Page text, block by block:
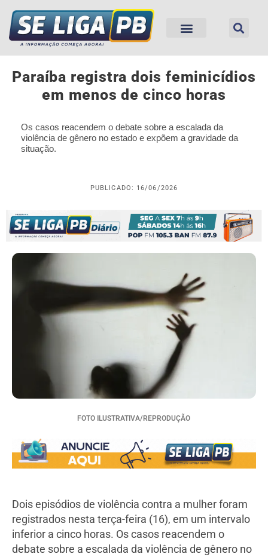
Paraíba registra dois feminicídios
em menos de cinco horas
Os casos reacendem o debate sobre a escalada da
violência de gênero no estado e expõem a gravidade da
situação.
PUBLICADO: 16/06/2026
FOTO ILUSTRATIVA/REPRODUÇÃO
Dois episódios de violência contra a mulher foram
registrados nesta terça-feira (16), em um intervalo
inferior a cinco horas. Os casos reacendem o
debate sobre a escalada da violência de gênero no